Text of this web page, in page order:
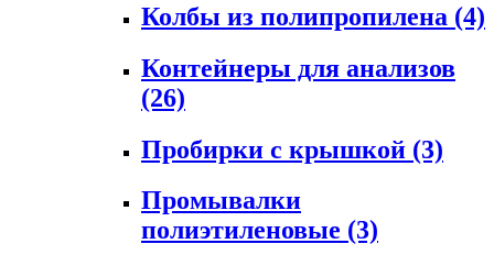
Колбы из полипропилена (4)
Контейнеры для анализов
(26)
Пробирки с крышкой (3)
Промывалки
полиэтиленовые (3)